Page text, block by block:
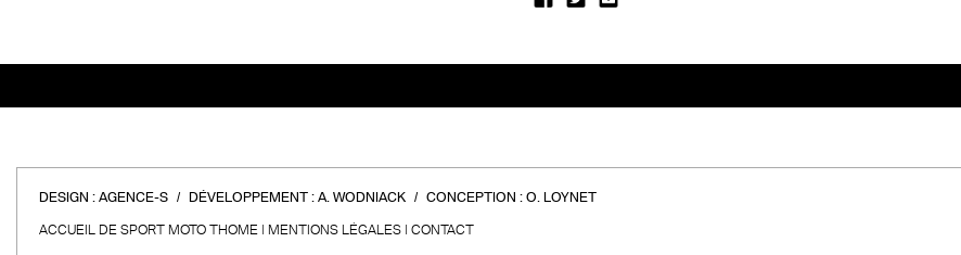
DESIGN : AGENCE-S DÉVELOPPEMENT : A. WODNIACK CONCEPTION : O. LOYNET
ACCUEIL DE SPORT MOTO THOME MENTIONS LÉGALES CONTACT